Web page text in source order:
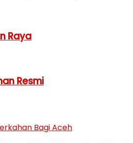
Raya
Resmi